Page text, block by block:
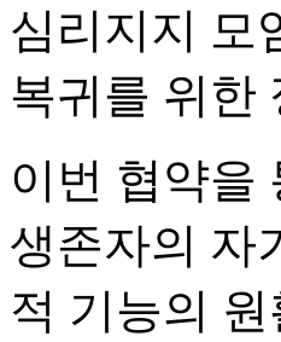
심리지지 모
복귀를 위한
이번 협약을
생존자의 자
적 기능의